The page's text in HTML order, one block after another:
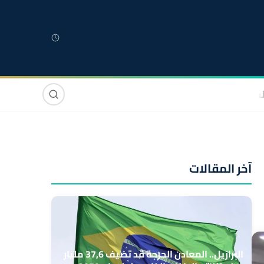
صوت وصورة
آخر المقالات
البرازيل.. المعادن الحرجة قد تضيف 37,6 مليار